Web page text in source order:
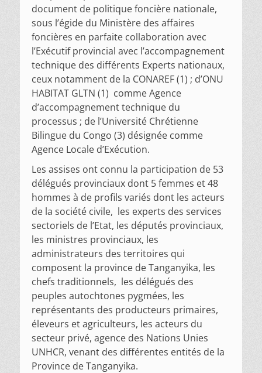
document de politique foncière nationale,
sous l’égide du Ministère des affaires
foncières en parfaite collaboration avec
l’Exécutif provincial avec l’accompagnement
technique des différents Experts nationaux,
ceux notamment de la CONAREF (1) ; d’ONU
HABITAT GLTN (1) comme Agence
d’accompagnement technique du
processus ; de l’Université Chrétienne
Bilingue du Congo (3) désignée comme
Agence Locale d’Exécution.
Les assises ont connu la participation de 53
délégués provinciaux dont 5 femmes et 48
hommes à de profils variés dont les acteurs
de la société civile, les experts des services
sectoriels de l’Etat, les députés provinciaux,
les ministres provinciaux, les
administrateurs des territoires qui
composent la province de Tanganyika, les
chefs traditionnels, les délégués des
peuples autochtones pygmées, les
représentants des producteurs primaires,
éleveurs et agriculteurs, les acteurs du
secteur privé, agence des Nations Unies
UNHCR, venant des différentes entités de la
Province de Tanganyika.